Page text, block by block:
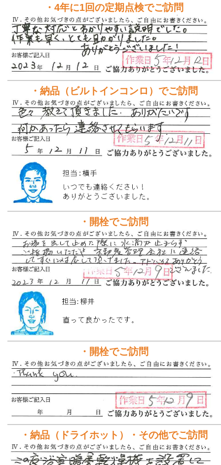
・4年に1回の定期点検でご訪問
・納品（ビルトインコンロ）でご訪問
・開栓でご訪問
・開栓でご訪問
・納品（ドライホット）・その他でご訪問